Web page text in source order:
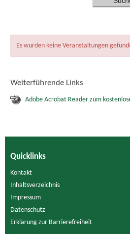
Es wurden keine Veranstaltungen
Weiterführende Links
Adobe Acrobat Reader zum
Quicklinks
Kontakt
Inhaltsverzeichnis
Impressum
Datenschutz
Erklärung zur Barrierefreiheit